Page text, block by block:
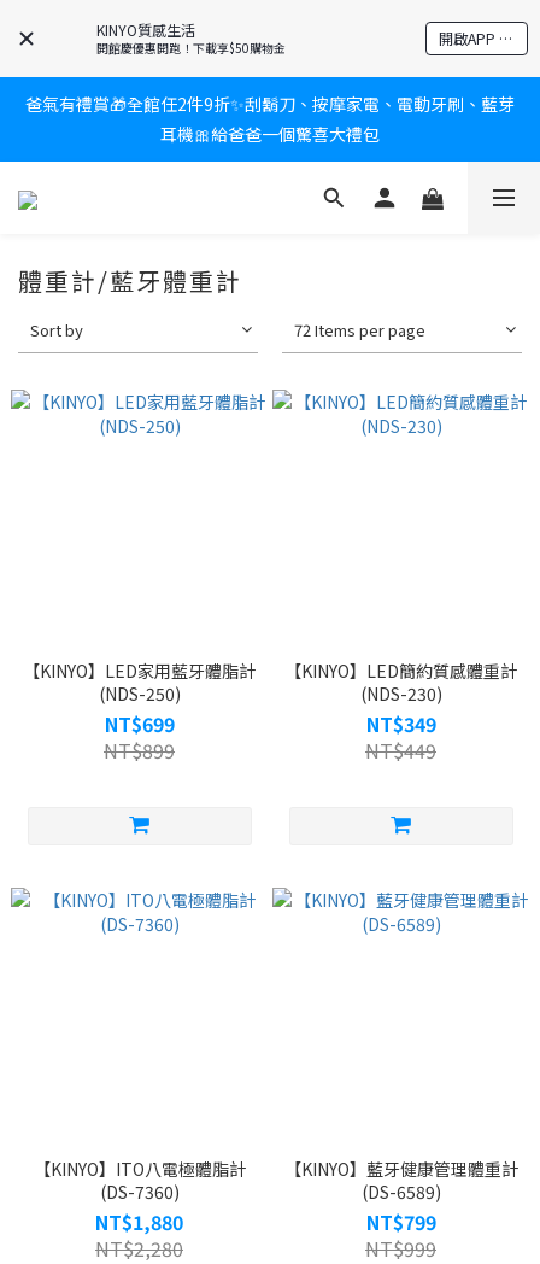
KINYO質感生活
開館慶優惠開跑！下載享$50購物金 開啟APP 享隱藏優惠
新會員送$100購物金✨再享消費回饋無極限
新會員送$100購物金✨再享消費回饋無極限
爸氣有禮賞🎁全館任2件9折✨刮鬍刀、按摩家電、電動牙刷、藍芽
耳機🎀給爸爸一個驚喜大禮包
凍，熱感歸零！
新會員送$100購物金✨再享消費回饋無極限
體重計/藍牙體重計
Sort by 72 Items per page
【KINYO】LED家用藍牙體脂計
(NDS-250)
NT$699
NT$899
【KINYO】LED簡約質感體重計
(NDS-230)
NT$349
NT$449
【KINYO】ITO八電極體脂計
(DS-7360)
NT$1,880
NT$2,280
【KINYO】藍牙健康管理體重計
(DS-6589)
NT$799
NT$999